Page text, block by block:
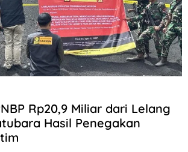
Rp20,9 Miliar dari Lelang
Hasil Penegakan